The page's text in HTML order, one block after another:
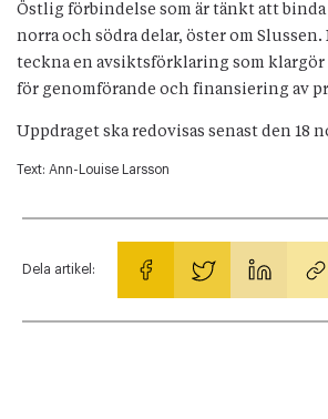
Östlig förbindelse som är tänkt att
norra och södra delar, öster om
teckna en avsiktsförklaring som
för genomförande och finansiering av
Uppdraget ska redovisas senast den 18
Text: Ann-Louise Larsson
Dela artikel: